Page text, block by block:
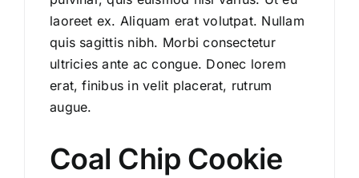
laoreet ex. Aliquam erat volutpat. Nullam
quis sagittis nibh. Morbi consectetur
ultricies ante ac congue. Donec lorem
erat, finibus in velit placerat, rutrum
augue.
Coal Chip Cookie